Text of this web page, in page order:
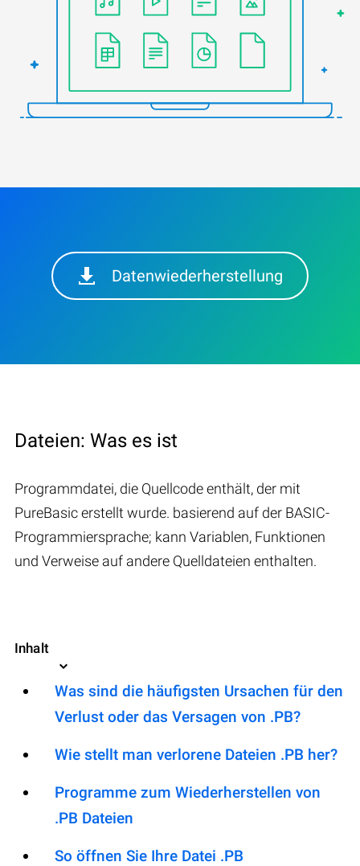
Datenwiederherstellung
Dateien: Was es ist
Programmdatei, die Quellcode enthält, der mit
PureBasic erstellt wurde. basierend auf der BASIC-
Programmiersprache; kann Variablen, Funktionen
und Verweise auf andere Quelldateien enthalten.
Inhalt
Was sind die häufigsten Ursachen für den
Verlust oder das Versagen von .PB?
Wie stellt man verlorene Dateien .PB her?
Programme zum Wiederherstellen von
.PB Dateien
So öffnen Sie Ihre Datei .PB